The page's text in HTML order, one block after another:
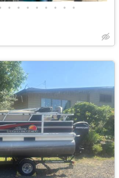
• • • • • • • •